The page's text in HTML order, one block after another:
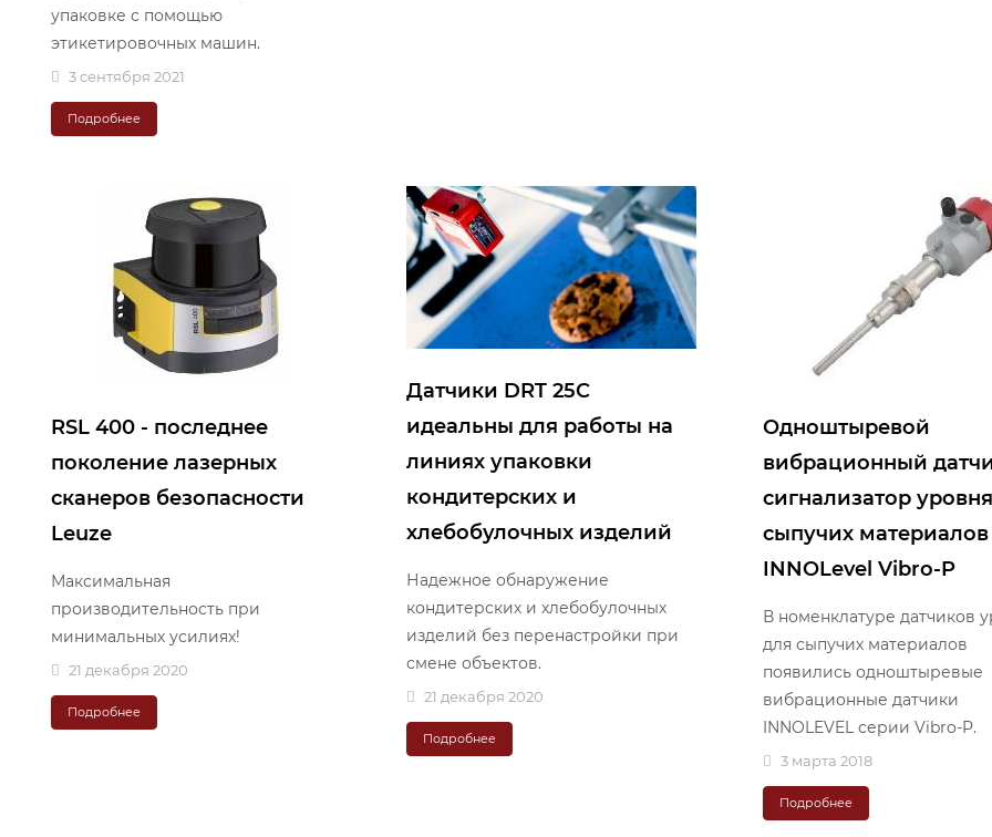
упаковке с помощью
этикетировочных машин.
3 сентября 2021
Подробнее
RSL 400 - последнее
поколение лазерных
сканеров безопасности
Leuze
Максимальная
производительность при
минимальных усилиях!
21 декабря 2020
Подробнее
Датчики DRT 25C
идеальны для работы на
линиях упаковки
кондитерских и
хлебобулочных изделий
Надежное обнаружение
кондитерских и хлебобулочных
изделий без перенастройки при
смене объектов.
21 декабря 2020
Подробнее
Одноштыревой
вибрационный
сигнализатор уровня
сыпучих материалов
INNOLevel Vibro-P
В номенклатуре датчиков
для сыпучих материалов
появились одноштыревые
вибрационные датчики
INNOLEVEL серии Vibro-P.
3 марта 2018
Подробнее